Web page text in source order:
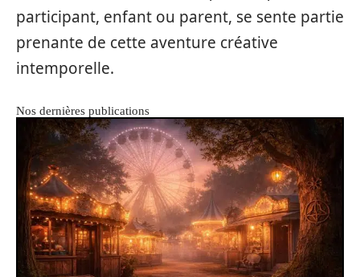
participant, enfant ou parent, se sente partie
prenante de cette aventure créative
intemporelle.
Nos dernières publications